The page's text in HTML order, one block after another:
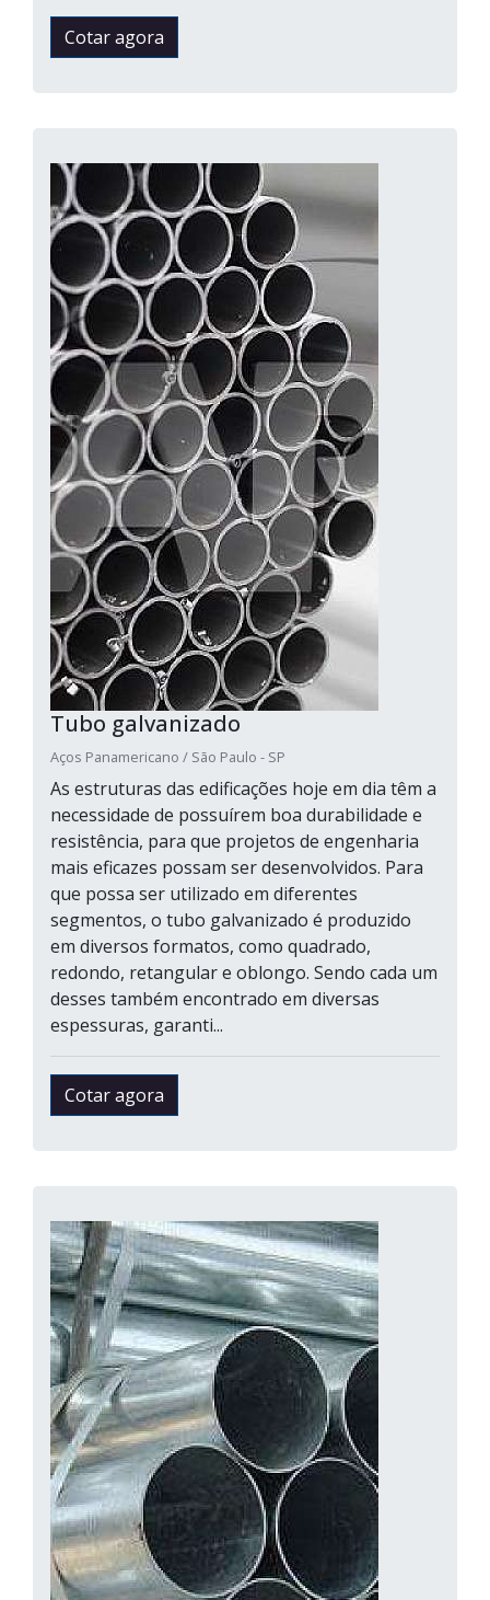
Cotar agora
Tubo galvanizado
Aços Panamericano / São Paulo - SP
As estruturas das edificações hoje em dia têm a
necessidade de possuírem boa durabilidade e
resistência, para que projetos de engenharia
mais eficazes possam ser desenvolvidos. Para
que possa ser utilizado em diferentes
segmentos, o tubo galvanizado é produzido
em diversos formatos, como quadrado,
redondo, retangular e oblongo. Sendo cada um
desses também encontrado em diversas
espessuras, garanti...
Cotar agora